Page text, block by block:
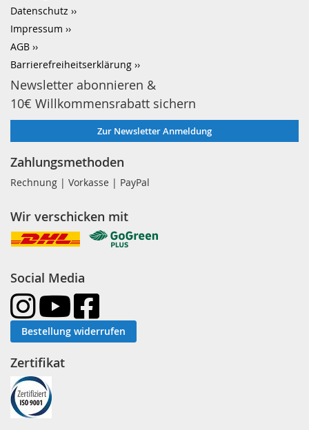
Datenschutz
Impressum
AGB
Barrierefreiheitserklärung
Newsletter abonnieren &
10€ Willkommensrabatt sichern
Zur Newsletter Anmeldung
Zahlungsmethoden
Rechnung | Vorkasse | PayPal
Wir verschicken mit
Social Media
Bestellung widerrufen
Zertifikat